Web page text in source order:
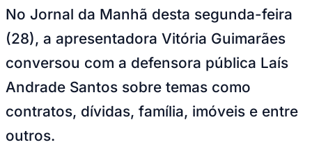
No Jornal da Manhã desta segunda-feira
(28), a apresentadora Vitória Guimarães
conversou com a defensora pública Laís
Andrade Santos sobre temas como
contratos, dívidas, família, imóveis e entre
outros.